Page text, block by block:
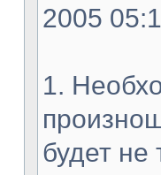
2005
1.
будет